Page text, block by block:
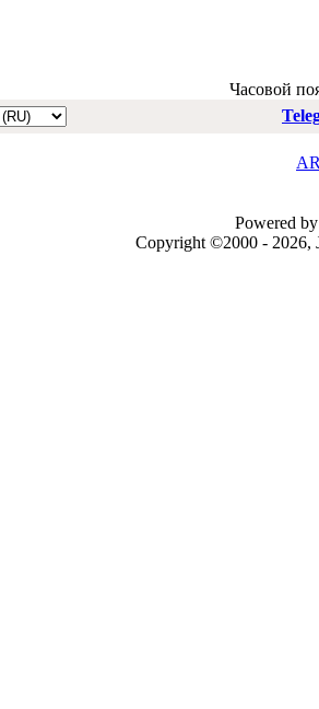
Часовой
Powered
Copyright ©2000 - 2026,